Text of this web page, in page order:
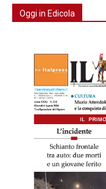
Oggi in Edicola